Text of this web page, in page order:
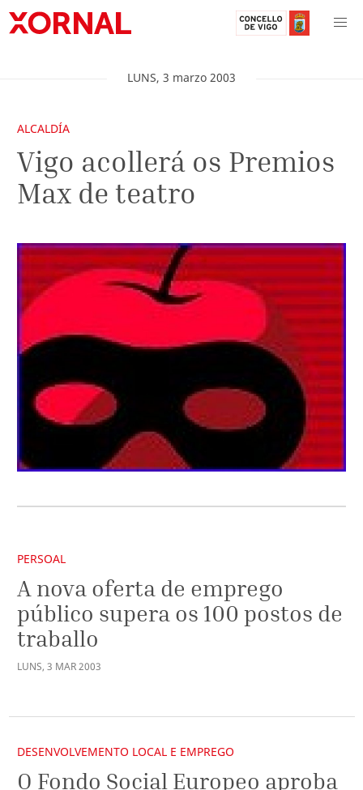
LUNS, 3 marzo 2003
ALCALDÍA
Vigo acollerá os Premios
Max de teatro
PERSOAL
A nova oferta de emprego
público supera os 100 postos de
traballo
LUNS, 3 MAR2003
DESENVOLVEMENTO LOCAL E EMPREGO
O Fondo Social Europeo aproba